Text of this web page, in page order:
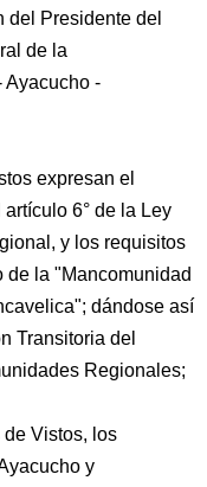
del Presidente del
de la
Ayacucho -
expresan el
6° de la Ley
y los requisitos
de la "Mancomunidad
dándose así
Transitoria del
Regionales;
Vistos, los
y